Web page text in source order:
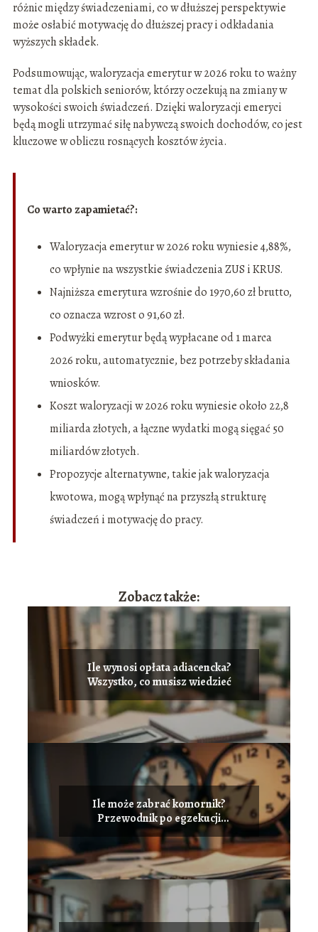
różnic między świadczeniami, co w dłuższej perspektywie
może osłabić motywację do dłuższej pracy i odkładania
wyższych składek.
Podsumowując, waloryzacja emerytur w 2026 roku to ważny
temat dla polskich seniorów, którzy oczekują na zmiany w
wysokości swoich świadczeń. Dzięki waloryzacji emeryci
będą mogli utrzymać siłę nabywczą swoich dochodów, co jest
kluczowe w obliczu rosnących kosztów życia.
Co warto zapamietać?:
Waloryzacja emerytur w 2026 roku wyniesie 4,88%,
co wpłynie na wszystkie świadczenia ZUS i KRUS.
Najniższa emerytura wzrośnie do 1970,60 zł brutto,
co oznacza wzrost o 91,60 zł.
Podwyżki emerytur będą wypłacane od 1 marca
2026 roku, automatycznie, bez potrzeby składania
wniosków.
Koszt waloryzacji w 2026 roku wyniesie około 22,8
miliarda złotych, a łączne wydatki mogą sięgać 50
miliardów złotych.
Propozycje alternatywne, takie jak waloryzacja
kwotowa, mogą wpłynąć na przyszłą strukturę
świadczeń i motywację do pracy.
Zobacz także:
Ile wynosi opłata adiacencka?
Wszystko, co musisz wiedzieć
Ile może zabrać komornik?
Przewodnik po egzekucji
komorniczej